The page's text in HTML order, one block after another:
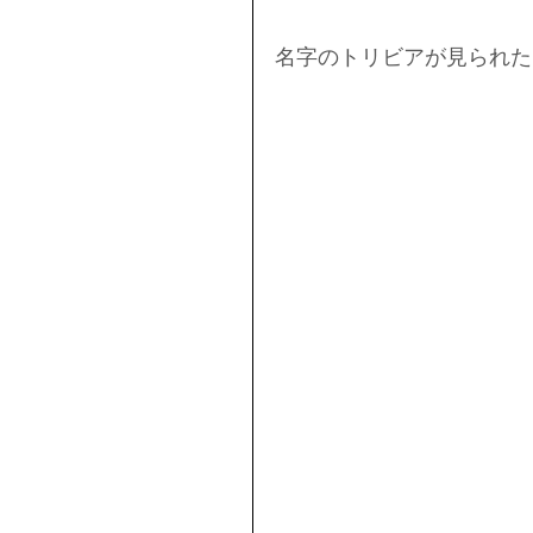
名字のトリビアが見られ